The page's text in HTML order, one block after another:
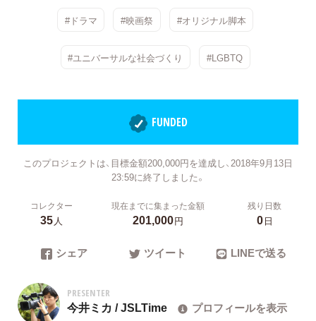
#ドラマ #映画祭 #オリジナル脚本
#ユニバーサルな社会づくり #LGBTQ
FUNDED
このプロジェクトは、目標金額200,000円を達成し、2018年9月13日
23:59に終了しました。
コレクター
35人
現在までに集まった金額
201,000円
残り日数
0日
シェア ツイート LINEで送る
PRESENTER
今井ミカ / JSLTime プロフィールを表示